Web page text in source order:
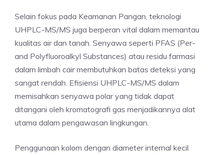
Selain fokus pada Keamanan Pangan, teknologi
UHPLC-MS/MS juga berperan vital dalam memantau
kualitas air dan tanah. Senyawa seperti PFAS (Per-
and Polyfluoroalkyl Substances) atau residu farmasi
dalam limbah cair membutuhkan batas deteksi yang
sangat rendah. Efisiensi UHPLC-MS/MS dalam
memisahkan senyawa polar yang tidak dapat
ditangani oleh kromatografi gas menjadikannya alat
utama dalam pengawasan lingkungan.
Penggunaan kolom dengan diameter internal kecil